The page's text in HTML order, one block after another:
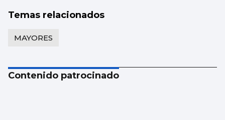
Temas relacionados
MAYORES
Contenido patrocinado